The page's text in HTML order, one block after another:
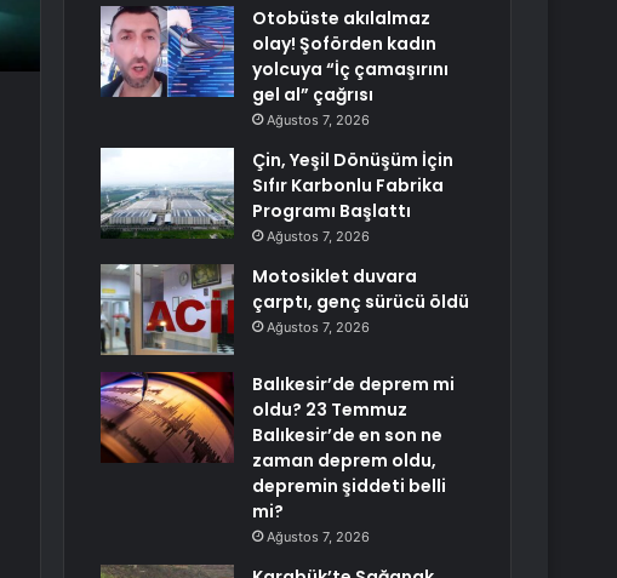
Otobüste akılalmaz
olay! Şoförden kadın
yolcuya “İç çamaşırını
gel al” çağrısı
Ağustos 7, 2026
Çin, Yeşil Dönüşüm İçin
Sıfır Karbonlu Fabrika
Programı Başlattı
Ağustos 7, 2026
Motosiklet duvara
çarptı, genç sürücü öldü
Ağustos 7, 2026
Balıkesir’de deprem mi
oldu? 23 Temmuz
Balıkesir’de en son ne
zaman deprem oldu,
depremin şiddeti belli
mi?
Ağustos 7, 2026